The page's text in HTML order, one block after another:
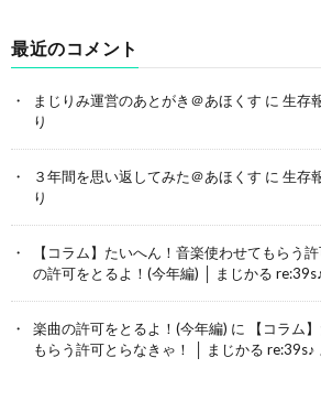
最近のコメント
まじりみ運営のあとがき＠あほくす に 生存
り
３年間を思い返してみた＠あほくす に 生存
り
【コラム】たいへん！音楽使わせてもらう
の許可をとるよ！(今年編) │ まじかる
楽曲の許可をとるよ！(今年編) に
【コラム
もらう許可とらなきゃ！ │ まじかる re:39s♪